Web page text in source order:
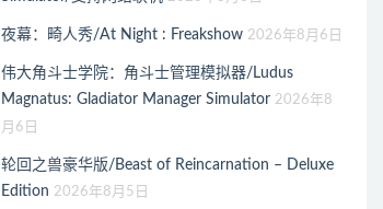
夜幕：畸人秀/At Night : Freakshow 2026年8月6日
伟大角斗士学院：角斗士管理模拟器/Ludus
Magnatus: Gladiator Manager Simulator 2026年8
月6日
轮回之兽豪华版/Beast of Reincarnation – Deluxe
Edition 2026年8月5日